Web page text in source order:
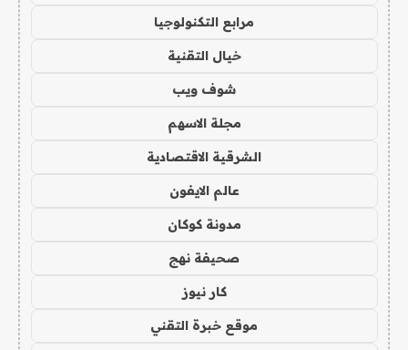
مرابع التكنولوجيا
خيال التقنية
شوف ويب
مجلة الاسهم
الشرقية الاقتصادية
عالم الايفون
مدونة كوكان
صحيفة نهج
كار نيوز
موقع خبرة التقني